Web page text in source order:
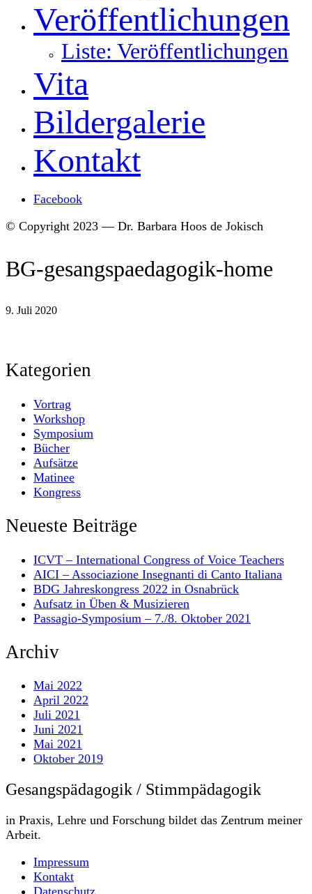
Veröffentlichungen
Liste: Veröffentlichungen
Vita
Bildergalerie
Kontakt
Facebook
© Copyright 2023 — Dr. Barbara Hoos de Jokisch
BG-gesangspaedagogik-home
9. Juli 2020
Kategorien
Vortrag
Workshop
Symposium
Bücher
Aufsätze
Matinee
Kongress
Neueste Beiträge
ICVT – International Congress of Voice Teachers
AICI – Associazione Insegnanti di Canto Italiana
BDG Jahreskongress 2022 in Osnabrück
Aufsatz in Üben & Musizieren
Passagio-Symposium – 7./8. Oktober 2021
Archiv
Mai 2022
April 2022
Juli 2021
Juni 2021
Mai 2021
Oktober 2019
Gesangspädagogik / Stimmpädagogik
in Praxis, Lehre und Forschung bildet das Zentrum meiner
Arbeit.
Impressum
Kontakt